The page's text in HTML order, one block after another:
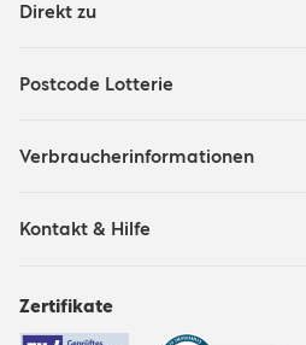
Direkt zu
Postcode Lotterie
Verbraucherinformationen
Kontakt & Hilfe
Zertifikate